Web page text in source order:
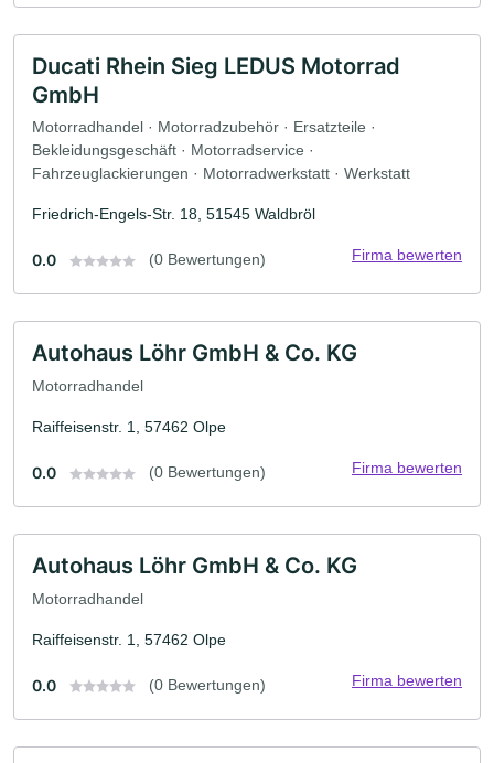
Ducati Rhein Sieg LEDUS Motorrad
GmbH
Motorradhandel · Motorradzubehör · Ersatzteile ·
Bekleidungsgeschäft · Motorradservice ·
Fahrzeuglackierungen · Motorradwerkstatt · Werkstatt
Friedrich-Engels-Str. 18, 51545 Waldbröl
0.0 (0 Bewertungen) Firma bewerten
Autohaus Löhr GmbH & Co. KG
Motorradhandel
Raiffeisenstr. 1, 57462 Olpe
0.0 (0 Bewertungen) Firma bewerten
Autohaus Löhr GmbH & Co. KG
Motorradhandel
Raiffeisenstr. 1, 57462 Olpe
0.0 (0 Bewertungen) Firma bewerten